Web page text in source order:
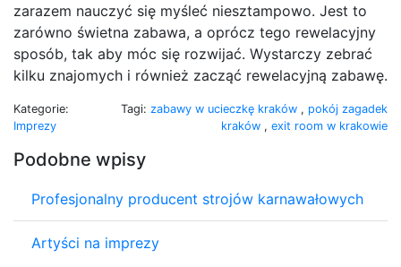
zarazem nauczyć się myśleć niesztampowo. Jest to
zarówno świetna zabawa, a oprócz tego rewelacyjny
sposób, tak aby móc się rozwijać. Wystarczy zebrać
kilku znajomych i również zacząć rewelacyjną zabawę.
Kategorie:
Imprezy
Tagi: zabawy w ucieczkę kraków , pokój zagadek
kraków , exit room w krakowie
Podobne wpisy
Profesjonalny producent strojów karnawałowych
Artyści na imprezy